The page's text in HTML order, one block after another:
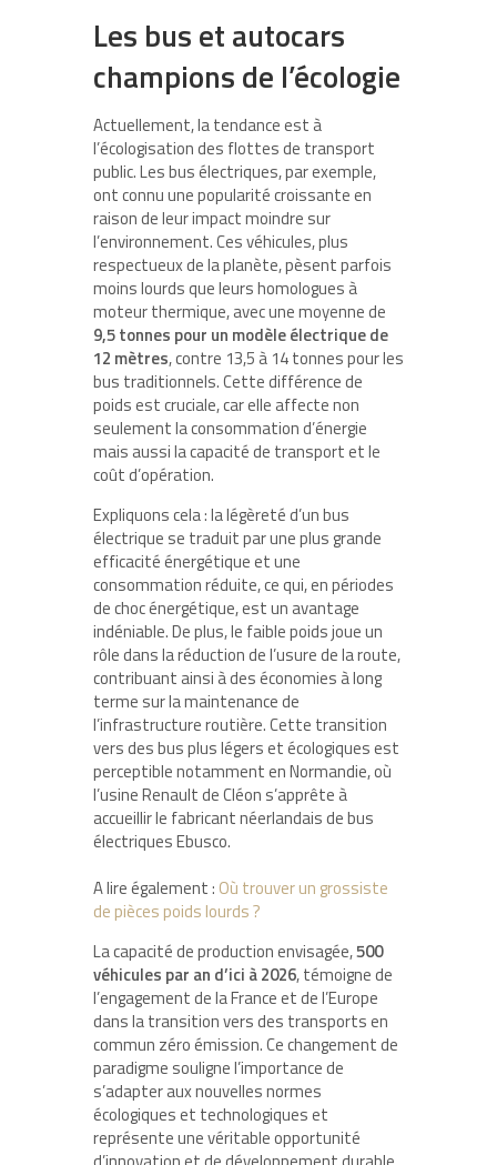
Les bus et autocars
champions de l’écologie
Actuellement, la tendance est à
l’écologisation des flottes de transport
public. Les bus électriques, par exemple,
ont connu une popularité croissante en
raison de leur impact moindre sur
l’environnement. Ces véhicules, plus
respectueux de la planète, pèsent parfois
moins lourds que leurs homologues à
moteur thermique, avec une moyenne de
9,5 tonnes pour un modèle électrique de
12 mètres, contre 13,5 à 14 tonnes pour les
bus traditionnels. Cette différence de
poids est cruciale, car elle affecte non
seulement la consommation d’énergie
mais aussi la capacité de transport et le
coût d’opération.
Expliquons cela : la légèreté d’un bus
électrique se traduit par une plus grande
efficacité énergétique et une
consommation réduite, ce qui, en périodes
de choc énergétique, est un avantage
indéniable. De plus, le faible poids joue un
rôle dans la réduction de l’usure de la route,
contribuant ainsi à des économies à long
terme sur la maintenance de
l’infrastructure routière. Cette transition
vers des bus plus légers et écologiques est
perceptible notamment en Normandie, où
l’usine Renault de Cléon s’apprête à
accueillir le fabricant néerlandais de bus
électriques Ebusco.
A lire également : Où trouver un grossiste
de pièces poids lourds ?
La capacité de production envisagée,500
véhicules par an d’ici à 2026, témoigne de
l’engagement de la France et de l’Europe
dans la transition vers des transports en
commun zéro émission. Ce changement de
paradigme souligne l’importance de
s’adapter aux nouvelles normes
écologiques et technologiques et
représente une véritable opportunité